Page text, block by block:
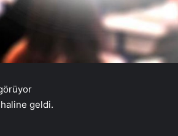
geldi.